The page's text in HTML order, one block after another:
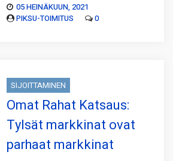
05 HEINÄKUUN, 2021
PIKSU-TOIMITUS
0
SIJOITTAMINEN
Omat Rahat Katsaus:
Tylsät markkinat ovat
parhaat markkinat